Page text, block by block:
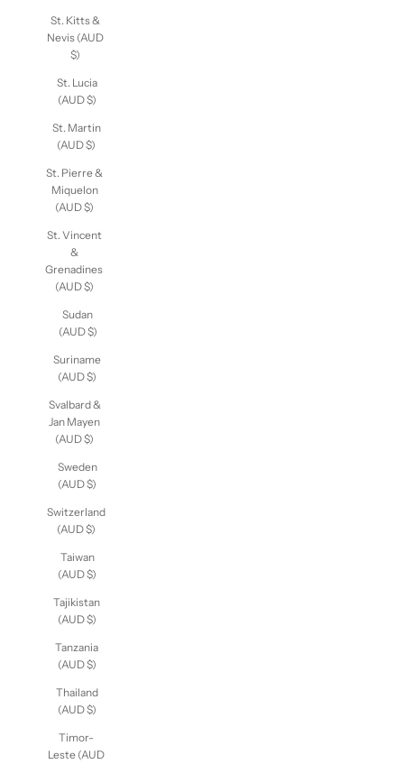
St. Kitts &
Nevis (AUD
$)
St. Lucia
(AUD $)
St. Martin
(AUD $)
St. Pierre &
Miquelon
(AUD $)
St. Vincent
&
Grenadines
(AUD $)
Sudan
(AUD $)
Suriname
(AUD $)
Svalbard &
Jan Mayen
(AUD $)
Sweden
(AUD $)
Switzerland
(AUD $)
Taiwan
(AUD $)
Tajikistan
(AUD $)
Tanzania
(AUD $)
Thailand
(AUD $)
Timor-
Leste (AUD